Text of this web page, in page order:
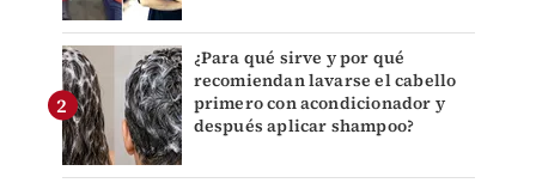
¿Para qué sirve y por qué
recomiendan lavarse el cabello
primero con acondicionador y
después aplicar shampoo?